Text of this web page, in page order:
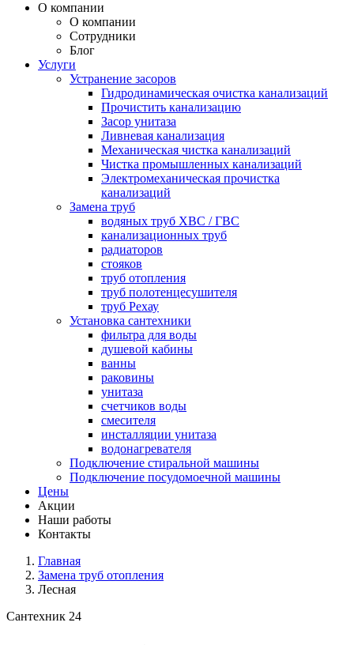
О компании
О компании
Сотрудники
Блог
Услуги
Устранение засоров
Гидродинамическая очистка канализаций
Прочистить канализацию
Засор унитаза
Ливневая канализация
Механическая чистка канализаций
Чистка промышленных канализаций
Электромеханическая прочистка
канализаций
Замена труб
водяных труб ХВС / ГВС
канализационных труб
радиаторов
стояков
труб отопления
труб полотенцесушителя
труб Рехау
Установка сантехники
фильтра для воды
душевой кабины
ванны
раковины
унитаза
счетчиков воды
смесителя
инсталляции унитаза
водонагревателя
Подключение стиральной машины
Подключение посудомоечной машины
Цены
Акции
Наши работы
Контакты
Главная
Замена труб отопления
Лесная
Сантехник 24